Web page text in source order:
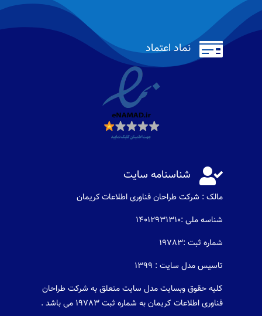
 نماد اعتماد
 شناسنامه سایت
مالک : شرکت طراحان فناوری اطلاعات كريمان
شناسه ملی :14012931310
شماره ثبت :19783
تاسیس مدل سایت : 1399
کلیه حقوق وبسایت مدل سایت متعلق به شرکت طراحان
فناوری اطلاعات کریمان به شماره ثبت 19783 می باشد .